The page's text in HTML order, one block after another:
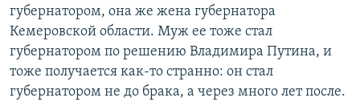
губернатором, она же жена губернатора
Кемеровской области. Муж ее тоже стал
губернатором по решению Владимира Путина, и
тоже получается как-то странно: он стал
губернатором не до брака, а через много лет после.